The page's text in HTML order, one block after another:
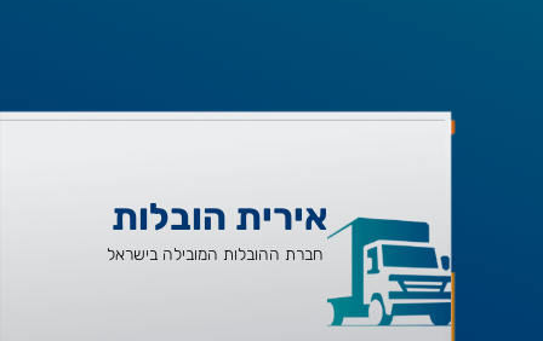
אירית הובלות
חברת ההובלות המובילה בישראל